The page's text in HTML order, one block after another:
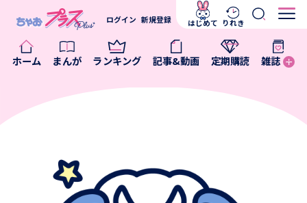
ホーム まんが ランキング 記事&動画 定期購読 雑誌
ログイン 新規登録 はじめて りれき